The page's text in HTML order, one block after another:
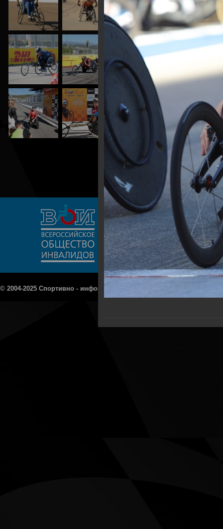
© 2004-2025 Спортивно - информационный портал «Рецепт - Спорт»